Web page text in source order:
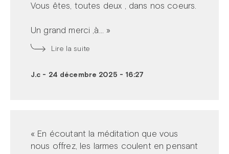
Vous êtes, toutes deux , dans nos coeurs.
Un grand merci ,à... »
Lire la suite
J.c - 24 décembre 2025 - 16:27
« En écoutant la méditation que vous
nous offrez, les larmes coulent en pensant